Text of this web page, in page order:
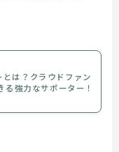
とは？クラウドファン
る強力なサポーター！